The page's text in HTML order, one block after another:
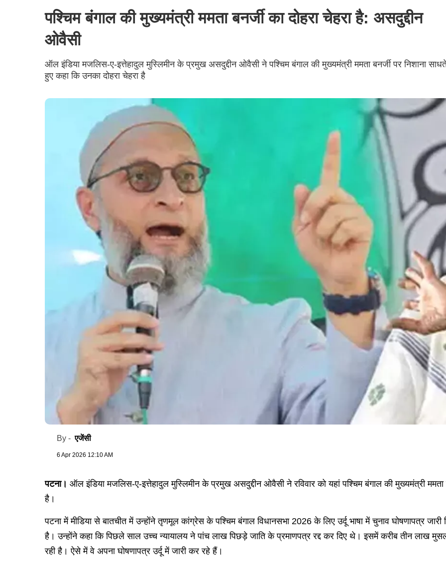
पश्चिम बंगाल की मुख्यमंत्री ममता बनर्जी का दोहरा चेहरा है: असदुद्दीन
ओवैसी
ऑल इंडिया मजलिस-ए-इत्तेहादुल मुस्लिमीन के प्रमुख असदुद्दीन ओवैसी ने पश्चिम बंगाल की मुख्यमंत्री ममता बनर्जी पर निशाना
हुए कहा कि उनका दोहरा चेहरा है
By -एजेंसी
6 Apr 2026 12:10 AM
पटना। ऑल इंडिया मजलिस-ए-इत्तेहादुल मुस्लिमीन के प्रमुख असदुद्दीन ओवैसी ने रविवार को यहां पश्चिम बंगाल की मुख्यमंत्री ममता
है।
पटना में मीडिया से बातचीत में उन्होंने तृणमूल कांग्रेस के पश्चिम बंगाल विधानसभा 2026 के लिए उर्दू भाषा में चुनाव घोषणापत्र
है। उन्होंने कहा कि पिछले साल उच्च न्यायालय ने पांच लाख पिछड़े जाति के प्रमाणपत्र रद्द कर दिए थे। इसमें करीब तीन लाख
रही है। ऐसे में वे अपना घोषणापत्र उर्दू में जारी कर रहे हैं।